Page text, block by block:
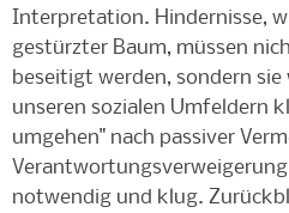
Interpretation. Hindernisse,
gestürzter Baum, müssen
beseitigt werden, sondern
unseren sozialen Umfeldern
umgehen" nach passiver
notwendig und klug.